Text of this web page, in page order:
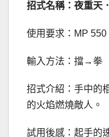
招式名稱：夜重天
使用要求：MP 550
輸入方法：擋→拳
招式介紹：手中的
的火焰燃燒敵人。
試用後感：起手的